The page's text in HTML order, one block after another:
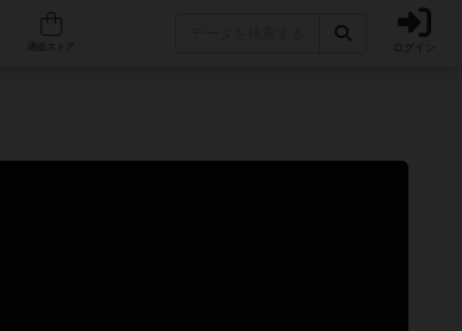
人気ボードゲーム ログイン